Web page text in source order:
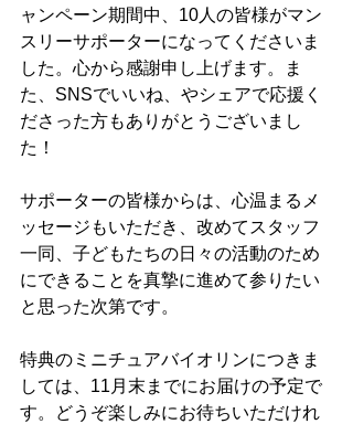
ャンペーン期間中、10人の皆様がマン
スリーサポーターになってくださいま
した。心から感謝申し上げます。ま
た、SNSでいいね、やシェアで応援く
ださった方もありがとうございまし
た！
サポーターの皆様からは、心温まるメ
ッセージもいただき、改めてスタッフ
一同、子どもたちの日々の活動のため
にできることを真摯に進めて参りたい
と思った次第です。
特典のミニチュアバイオリンにつきま
しては、11月末までにお届けの予定で
す。どうぞ楽しみにお待ちいただけれ